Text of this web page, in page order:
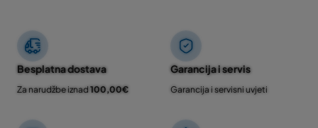
Besplatna dostava
Za narudžbe iznad 100,00€
Garancija i servis
Garancija i servisni uvjeti